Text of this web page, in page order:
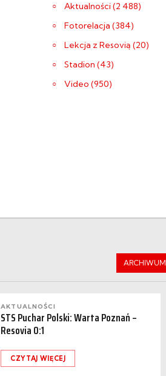
Aktualności (2 488)
Fotorelacja (384)
Lekcja z Resovią (20)
Stadion (43)
Video (950)
ARCHIWUM
AKTUALNOŚCI
STS Puchar Polski: Warta Poznań –
Resovia 0:1
CZYTAJ WIĘCEJ